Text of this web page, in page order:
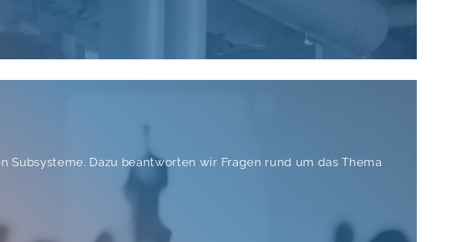
Dazu beantworten wir Fragen rund um das Thema